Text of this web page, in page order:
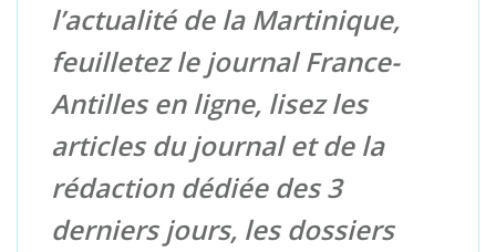
l’actualité de la Martinique,
feuilletez le journal France-
Antilles en ligne, lisez les
articles du journal et de la
rédaction dédiée des 3
derniers jours, les dossiers